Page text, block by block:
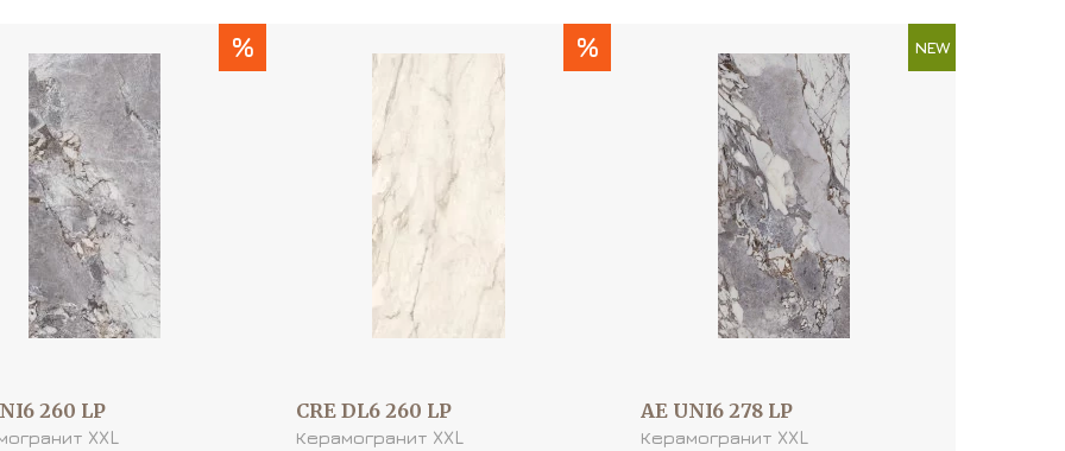
%
260 LP
XXL
%
CRE DL6 260 LP
Керамогранит XXL
NEW
AE UNI6 278 LP
Керамогранит XXL